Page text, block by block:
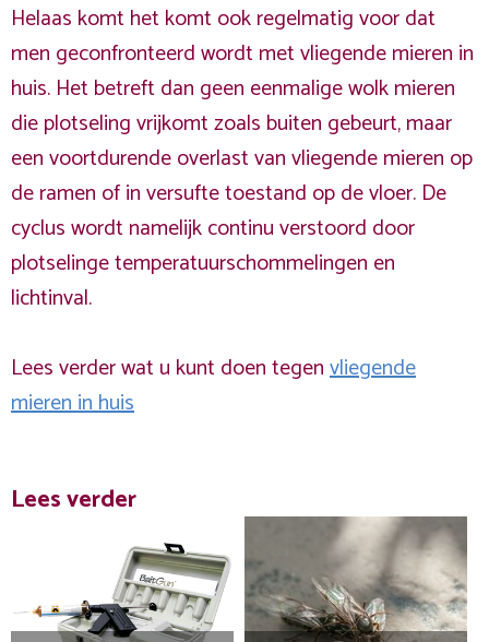
Helaas komt het komt ook regelmatig voor dat
men geconfronteerd wordt met vliegende mieren in
huis. Het betreft dan geen eenmalige wolk mieren
die plotseling vrijkomt zoals buiten gebeurt, maar
een voortdurende overlast van vliegende mieren op
de ramen of in versufte toestand op de vloer. De
cyclus wordt namelijk continu verstoord door
plotselinge temperatuurschommelingen en
lichtinval.
Lees verder wat u kunt doen tegenvliegende
mieren in huis
Lees verder